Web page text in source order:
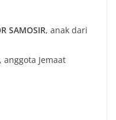
SAMOSIR, anak dari
Jemaat